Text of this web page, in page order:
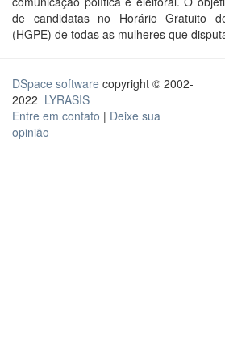
de candidatas no Horário Gratuito
(HGPE) de todas as mulheres que
DSpace software copyright © 2002-
2022 LYRASIS
Entre em contato | Deixe sua
opinião